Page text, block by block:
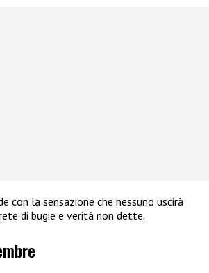
con la sensazione che nessuno uscirà
di bugie e verità non dette.